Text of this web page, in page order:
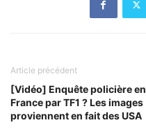
Article précédent
[Vidéo] Enquête policière en
France par TF1 ? Les images
proviennent en fait des USA